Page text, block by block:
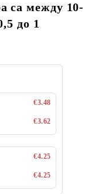
са между 10-
до 1
€3.48
€3.62
€4.25
€4.25